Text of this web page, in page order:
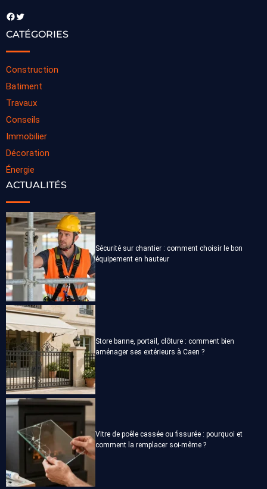
Facebook Twitter
CATÉGORIES
Construction
Batiment
Travaux
Conseils
Immobilier
Décoration
Énergie
ACTUALITÉS
Sécurité sur chantier : comment choisir le bon
équipement en hauteur
Store banne, portail, clôture : comment bien
aménager ses extérieurs à Caen ?
Vitre de poêle cassée ou fissurée : pourquoi et
comment la remplacer soi-même ?